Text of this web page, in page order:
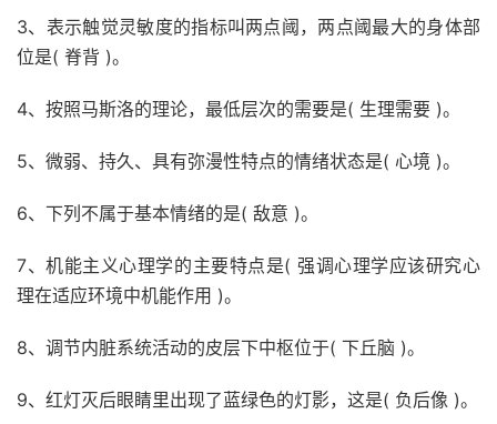
3、表示触觉灵敏度的指标叫两点阈，两点阈最大的身体部
位是( 脊背 )。
4、按照马斯洛的理论，最低层次的需要是( 生理需要 )。
5、微弱、持久、具有弥漫性特点的情绪状态是( 心境 )。
6、下列不属于基本情绪的是( 敌意 )。
7、机能主义心理学的主要特点是( 强调心理学应该研究心
理在适应环境中机能作用 )。
8、调节内脏系统活动的皮层下中枢位于( 下丘脑 )。
9、红灯灭后眼睛里出现了蓝绿色的灯影，这是( 负后像 )。